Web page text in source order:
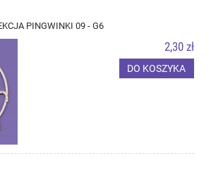
PINGWINKI 09 - G6
2,30 zł
DO KOSZYKA